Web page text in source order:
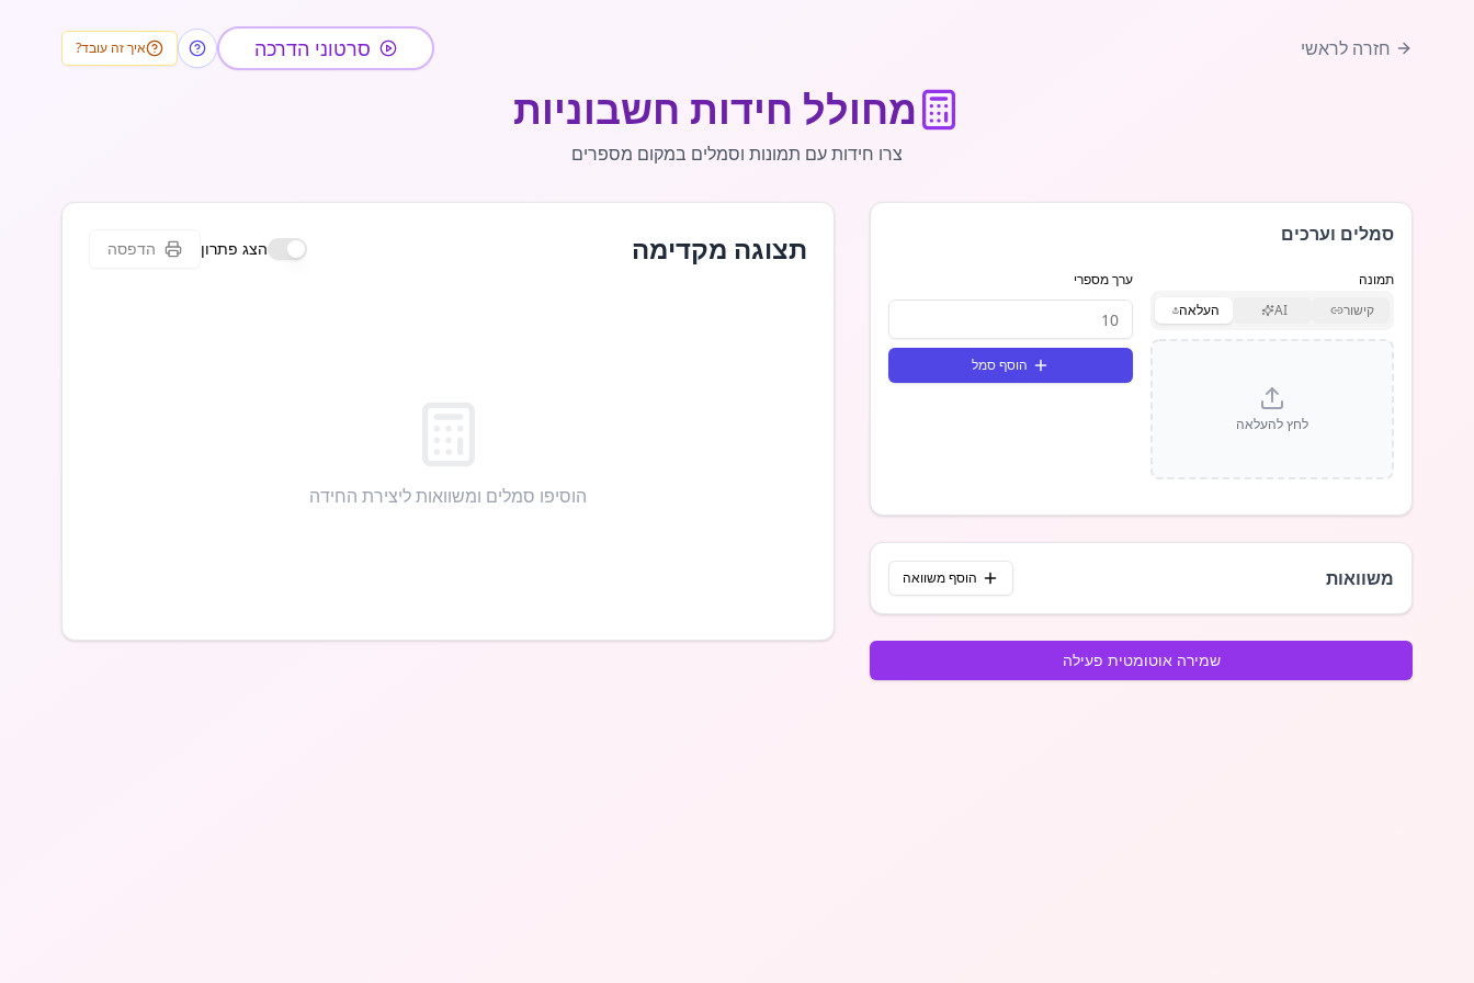
חזרה לראשי סרטוני הדרכה איך זה עובד?
מחולל חידות חשבוניות
צרו חידות עם תמונות וסמלים במקום מספרים
סמלים וערכים
תמונה
העלאה
AI קישור
לחץ להעלאה
ערך מספרי
הוסף סמל
משוואות הוסף משוואה
שמירה אוטומטית פעילה
תצוגה מקדימה הצג פתרון הדפסה
הוסיפו סמלים ומשוואות ליצירת החידה